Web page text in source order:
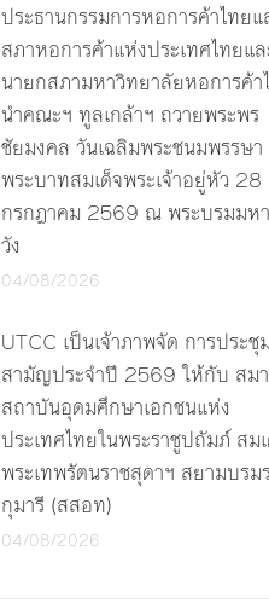
ประธานกรรมการหอการค้าไทยแ
สภาหอการค้าแห่งประเทศไทยแ
นายกสภามหาวิทยาลัยหอการค้า
นำคณะฯ ทูลเกล้าฯ ถวายพระพร
ชัยมงคล วันเฉลิมพระชนมพรรษา
พระบาทสมเด็จพระเจ้าอยู่หัว 28
กรกฎาคม 2569 ณ พระบรมมห
วัง
04/08/2026
UTCC เป็นเจ้าภาพจัด การประ
สามัญประจำปี 2569 ให้กับ สม
สถาบันอุดมศึกษาเอกชนแห่ง
ประเทศไทยในพระราชูปถัมภ์ สม
พระเทพรัตนราชสุดาฯ สยามบรม
กุมารี (สสอท)
04/08/2026